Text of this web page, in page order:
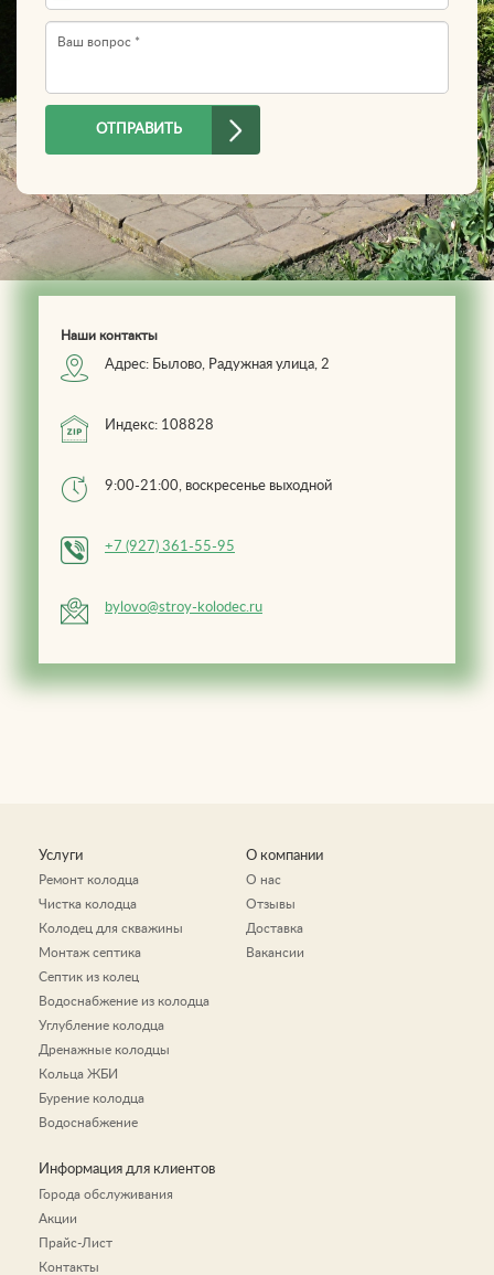
E-mail
Вопрос*
ОТПРАВИТЬ
Наши контакты
Адрес: Былово, Радужная улица, 2
Индекс: 108828
9:00-21:00, воскресенье выходной
+7 (927) 361-55-95
bylovo@stroy-kolodec.ru
Услуги
Ремонт колодца
Чистка колодца
Колодец для скважины
Монтаж септика
Септик из колец
Водоснабжение из колодца
Углубление колодца
Дренажные колодцы
Кольца ЖБИ
Бурение колодца
Водоснабжение
О компании
О нас
Отзывы
Доставка
Вакансии
Информация для клиентов
Города обслуживания
Акции
Прайс-Лист
Контакты